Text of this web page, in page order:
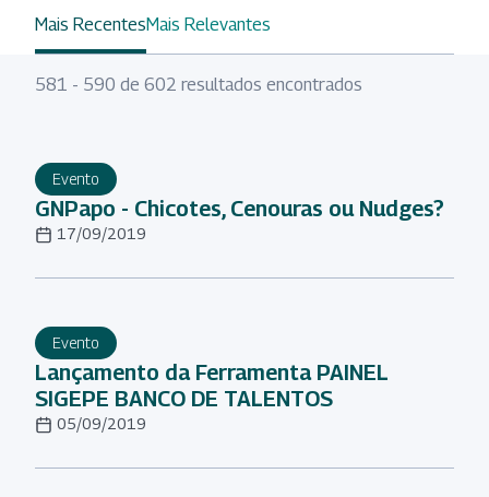
Mais RecentesMais Relevantes
581 - 590 de 602 resultados encontrados
Evento
GNPapo - Chicotes, Cenouras ou Nudges?
17/09/2019
Evento
Lançamento da Ferramenta PAINEL
SIGEPE BANCO DE TALENTOS
05/09/2019